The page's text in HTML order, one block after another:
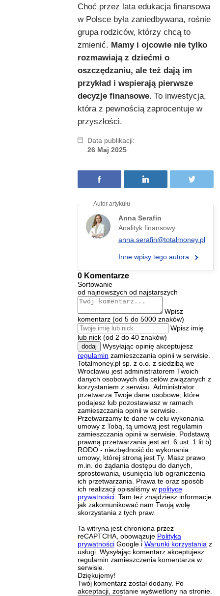
Choć przez lata edukacja finansowa
w Polsce była zaniedbywana, rośnie
grupa rodziców, którzy chcą to
zmienić. Mamy i ojcowie nie tylko
rozmawiają z dziećmi o
oszczędzaniu, ale też dają im
przykład i wspierają pierwsze
decyzje finansowe. To inwestycja,
która z pewnością zaprocentuje w
przyszłości.
Data publikacji:
26 Maj 2025
Anna Serafin
Analityk finansowy
anna.serafin@totalmoney.pl
Inne wpisy tego autora
0 Komentarze
Sortowanie
od najnowszych od najstarszych
Wpisz
komentarz (od 5 do 5000 znaków)
Wpisz imię
lub nick (od 2 do 40 znaków)
dodaj
Wysyłając opinię akceptujesz
regulamin zamieszczania opinii w serwisie.
Totalmoney.pl sp. z o.o. z siedzibą we
Wrocławiu jest administratorem Twoich
danych osobowych dla celów związanych z
korzystaniem z serwisu. Administrator
przetwarza Twoje dane osobowe, które
podajesz lub pozostawiasz w ramach
zamieszczania opinii w serwisie.
Przetwarzamy te dane w celu wykonania
umowy z Tobą, tą umową jest regulamin
zamieszczania opinii w serwisie. Podstawą
prawną przetwarzania jest art. 6 ust. 1 lit b)
RODO - niezbędność do wykonania
umowy, której stroną jest Ty. Masz prawo
m.in. do żądania dostępu do danych,
sprostowania, usunięcia lub ograniczenia
ich przetwarzania. Prawa te oraz sposób
ich realizacji opisaliśmy w polityce
prywatności . Tam też znajdziesz informacje
jak zakomunikować nam Twoją wolę
skorzystania z tych praw.
Ta witryna jest chroniona przez
reCAPTCHA, obowiązuje Polityka
prywatności Google i Warunki korzystania z
usługi. Wysyłając komentarz akceptujesz
regulamin zamieszczenia komentarza w
serwisie.
Dziękujemy!
Twój komentarz został dodany. Po
akceptacji, zostanie wyświetlony na stronie.